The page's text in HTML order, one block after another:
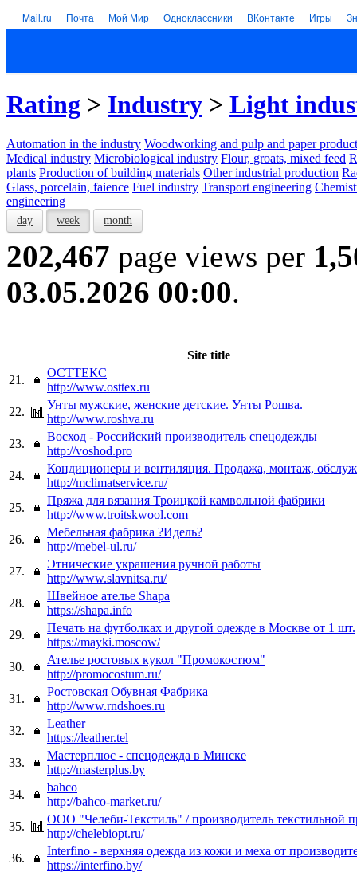
Mail.ru Почта Мой Мир Одноклассники ВКонтакте Игры
Rating > Industry > Light
Automation in the industry Woodworking and pulp and paper
Medical industry Microbiological industry Flour, groats, mixed feed
plants Production of building materials Other industrial production
Glass, porcelain, faience Fuel industry Transport engineering
engineering
day week month
202,467 page views per
03.05.2026 00:00.
Site title
21.
ОСТТЕКС
http://www.osttex.ru
22.
Унты мужские, женские детские. Унты Рошва.
http://www.roshva.ru
23.
Восход - Российский производитель спецодежды
http://voshod.pro
24.
Кондиционеры и вентиляция. Продажа, монтаж,
http://mclimatservice.ru/
25.
Пряжа для вязания Троицкой камвольной фабрики
http://www.troitskwool.com
26.
Мебельная фабрика ?Идель?
http://mebel-ul.ru/
27.
Этнические украшения ручной работы
http://www.slavnitsa.ru/
28.
Швейное ателье Shapa
https://shapa.info
29.
Печать на футболках и другой одежде в Москве от 1 шт.
https://mayki.moscow/
30.
Ателье ростовых кукол "Промокостюм"
http://promocostum.ru/
31.
Ростовская Обувная Фабрика
http://www.rndshoes.ru
32.
Leather
https://leather.tel
33.
Мастерплюс - спецодежда в Минске
http://masterplus.by
34.
bahco
http://bahco-market.ru/
35.
OOO "Челеби-Текстиль" / производитель текстильной
http://chelebiopt.ru/
36.
Interfino - верхняя одежда из кожи и меха от
https://interfino.by/